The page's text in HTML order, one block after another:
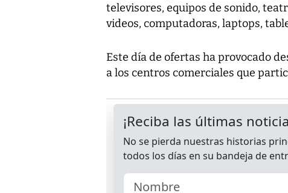
televisores, equipos de sonido,
videos, computadoras, laptops,
Este día de ofertas ha provocado
a los centros comerciales que